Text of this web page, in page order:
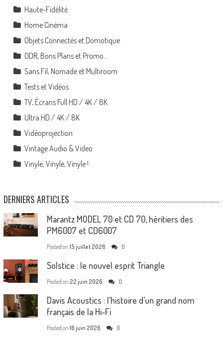
Haute-Fidélité
Home Cinéma
Objets Connectés et Domotique
ODR, Bons Plans et Promo…
Sans Fil, Nomade et Multiroom
Tests et Vidéos
TV, Écrans Full HD / 4K / 8K
Ultra HD / 4K / 8K
Vidéoprojection
Vintage Audio & Video
Vinyle, Vinyle, Vinyle !
DERNIERS ARTICLES
Marantz MODEL 70 et CD 70, héritiers des
PM6007 et CD6007
Posted on 15 juillet 2026 0
Solstice : le nouvel esprit Triangle
Posted on 22 juin 2026 0
Davis Acoustics : l’histoire d’un grand nom
français de la Hi-Fi
Posted on 16 juin 2026 0